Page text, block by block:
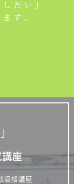
たい」
す。
座
資格講座